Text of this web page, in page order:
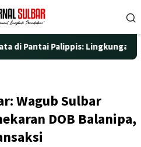
Palippis: Lingkungan dan
Wagub Sulbar
DOB Balanipa,